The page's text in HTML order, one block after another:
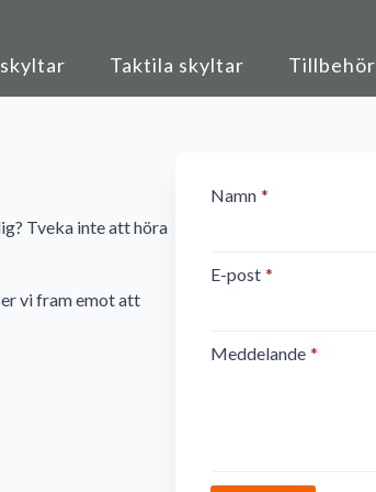
Taktila skyltar Tillbehör
Tveka inte att höra
vi fram emot att
Namn *
E-post *
Meddelande *